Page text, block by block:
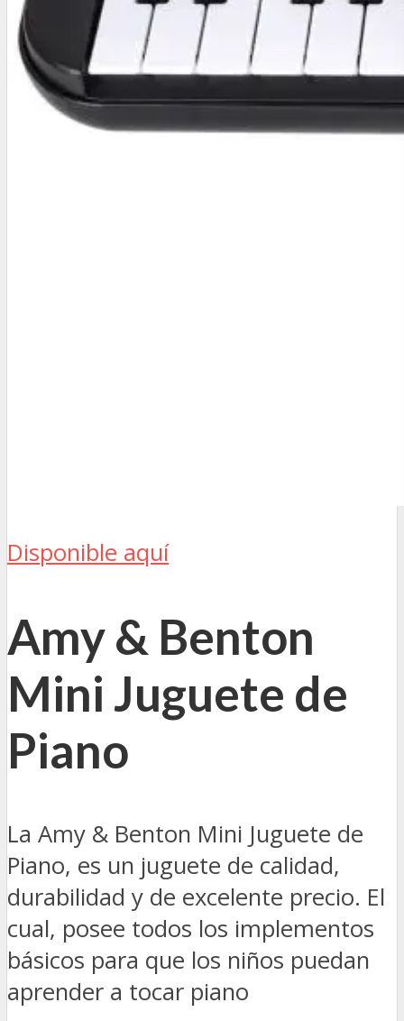
Disponible aquí
Amy & Benton
Mini Juguete de
Piano
La Amy & Benton Mini Juguete de
Piano, es un juguete de calidad,
durabilidad y de excelente precio. El
cual, posee todos los implementos
básicos para que los niños puedan
aprender a tocar piano